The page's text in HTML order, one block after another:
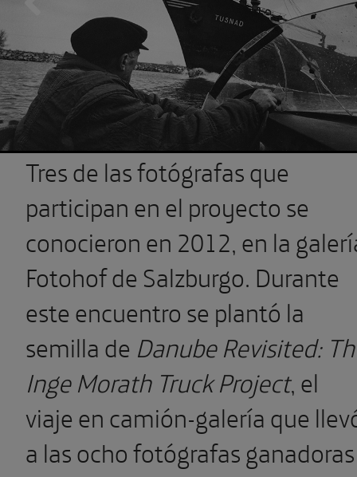
Tres de las fotógrafas que
participan en el proyecto se
conocieron en 2012, en la
Fotohof de Salzburgo. Durante
este encuentro se plantó la
semilla de Danube Revisited:
Inge Morath Truck Project, el
viaje en camión-galería que
a las ocho fotógrafas ganadoras